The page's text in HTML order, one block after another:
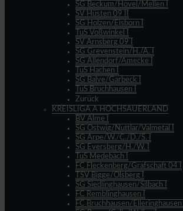
SG Beckum/Hövel/Mellen I
SV Hüsten 09 II
SG Holzen/Eisborn I
TuS Voßwinkel I
SV Arnsberg 09 I
SG Grevenstein/H./A. I
SG Allendorf/Amecke I
TuS Hachen I
SG Balve/Garbeck I
TuS Bruchhausen I
Zurück
KREISLIGA A HOCHSAUERLAND
BV Alme I
SG Ostwig/Nuttlar/Valmetal I
SG Arpe/W./C./D./S. I
SG Eversberg/H./W. I
TuS Medebach I
FC Fleckenberg/Grafschaft 04 I
TSV Bigge/Olsberg I
SG Siedlinghausen/Silbach I
FC Remblinghausen I
FC Bruchhausen/Elleringhausen I